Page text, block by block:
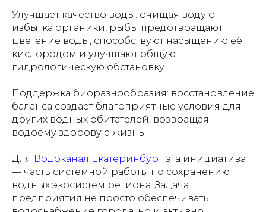
Улучшает качество воды: очищая воду от
избытка органики, рыбы предотвращают
цветение воды, способствуют насыщению её
кислородом и улучшают общую
гидрологическую обстановку.
Поддержка биоразнообразия: восстановление
баланса создает благоприятные условия для
других водных обитателей, возвращая
водоему здоровую жизнь.
Для Водоканал Екатеринбург эта инициатива
— часть системной работы по сохранению
водных экосистем региона. Задача
предприятия не просто обеспечивать